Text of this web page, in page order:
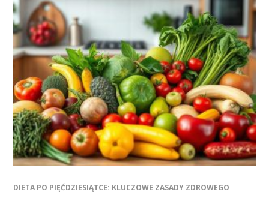
DIETA PO PIĘĆDZIESIĄTCE: KLUCZOWE ZASADY ZDROWEGO